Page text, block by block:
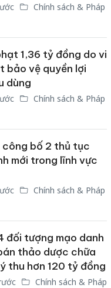
Chính sách & Pháp
1,36 tỷ đồng do vi
bảo vệ quyền lợi
dùng
Chính sách & Pháp
công bố 2 thủ tục
mới trong lĩnh vực
Chính sách & Pháp
đối tượng mạo danh
thảo dược chữa
thu hơn 120 tỷ đồng
Chính sách & Pháp